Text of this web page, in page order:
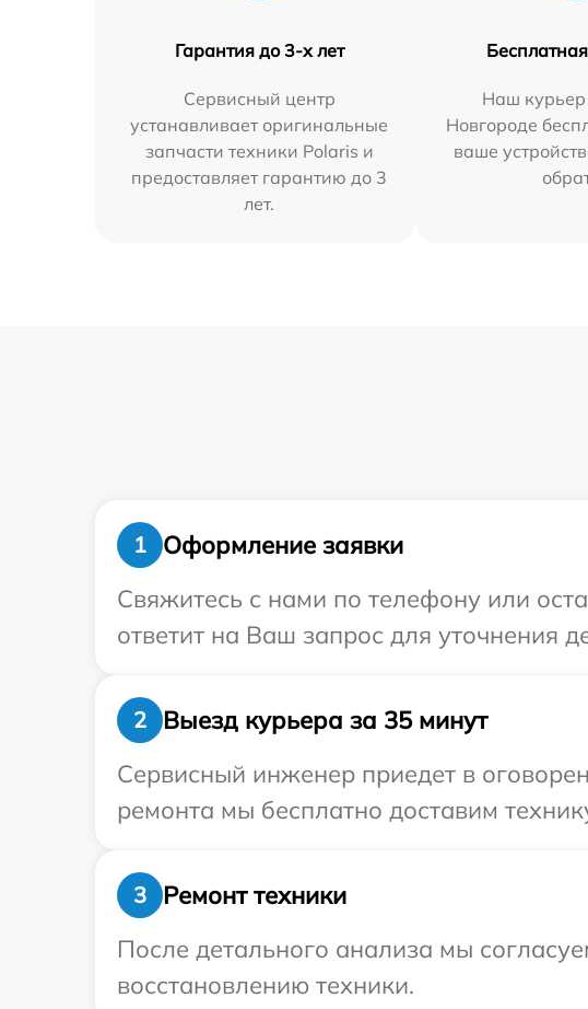
Гарантия до 3-х лет
Сервисный центр
устанавливает оригинальные
запчасти техники Polaris и
предоставляет гарантию до 3
лет.
Наш
Новгороде
ваше
1
Оформление заявки
Свяжитесь с нами по телефону или
ответит на Ваш запрос для уточнения
2
Выезд курьера за 35 минут
Сервисный инженер приедет в
ремонта мы бесплатно доставим
3
Ремонт техники
После детального анализа мы
восстановлению техники.